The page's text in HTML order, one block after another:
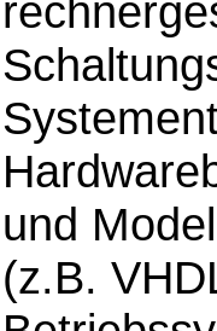
und
(z.B.